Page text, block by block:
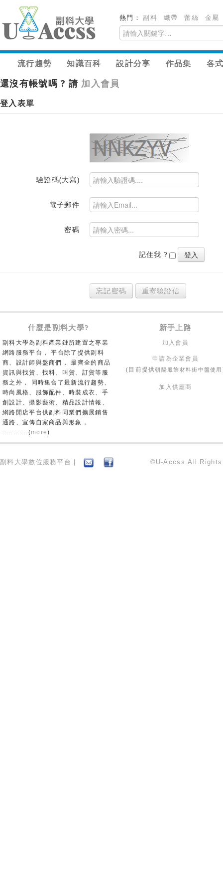
熱門：副料 織帶 蕾絲 金屬
流行趨勢 知識百科 設計分享 作品集 各
還沒有帳號嗎 ? 請 加入會員
登入表單
驗證碼(大寫)
電子郵件
密碼
記住我？
忘記密碼 重寄驗證信
什麼是副料大學? 新手上路
副料大學為副料產業鏈所建置之專業
網路服務平台， 平台除了提供副料
商、設計師與盤商們， 最齊全的商品
資訊與找貨、找料、叫貨、訂貨等服
務之外， 同時集合了最新流行趨勢、
時尚風格、服飾配件、時裝成衣、手
創設計、攝影藝術、精品設計情報、
網路開店平台供副料同業們擴展銷售
通路、宣傳自家商品與形象，
............(more)
加入會員
申請為企業會員
(目前提供朝陽服飾材料街中盤使用
加入供應商
副料大學數位服務平台 | ©U-Accss.All Rights